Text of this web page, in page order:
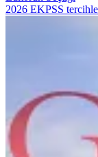
2026 EKPSS